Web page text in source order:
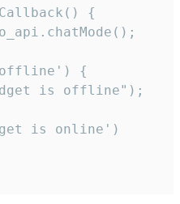
{
{
is offline");
is online')